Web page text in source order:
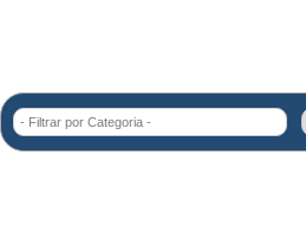
- Filtrar por Categoria -